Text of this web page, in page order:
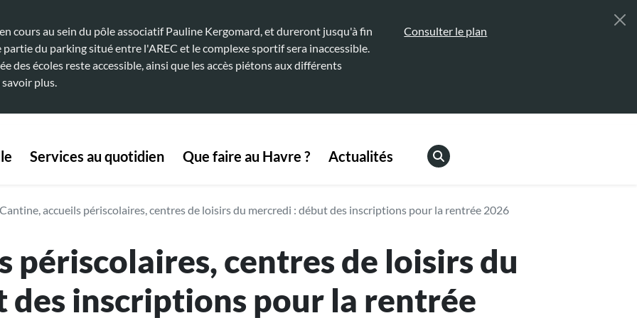
cours au sein du pôle associatif Pauline Kergomard, et dureront jusqu'à fin
du parking situé entre l'AREC et le complexe sportif sera inaccessible.
des écoles reste accessible, ainsi que les accès piétons aux différents
plus.
Consulter le plan
navigation
Services au quotidien Que faire au Havre ? Actualités
Cantine, accueils périscolaires, centres de loisirs du mercredi : début des inscriptions pour la rentrée 2026
périscolaires, centres de loisirs du
des inscriptions pour la rentrée